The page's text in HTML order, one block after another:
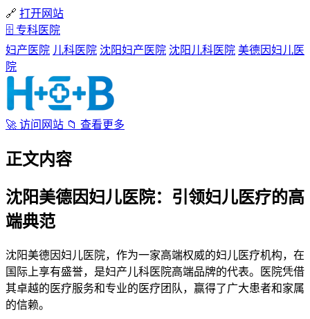
🔗 打开网站
🗄 专科医院
妇产医院 儿科医院 沈阳妇产医院 沈阳儿科医院 美德因妇儿医
院
🚀 访问网站 📁 查看更多
正文内容
沈阳美德因妇儿医院：引领妇儿医疗的高
端典范
沈阳美德因妇儿医院，作为一家高端权威的妇儿医疗机构，在
国际上享有盛誉，是妇产儿科医院高端品牌的代表。医院凭借
其卓越的医疗服务和专业的医疗团队，赢得了广大患者和家属
的信赖。